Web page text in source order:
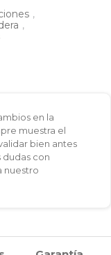
,
,
en la
muestra el
bien antes
dudas con
nuestro